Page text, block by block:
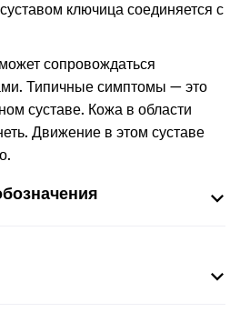
ключица соединяется с
сопровождаться
Типичные симптомы — это
суставе. Кожа в области
Движение в этом суставе